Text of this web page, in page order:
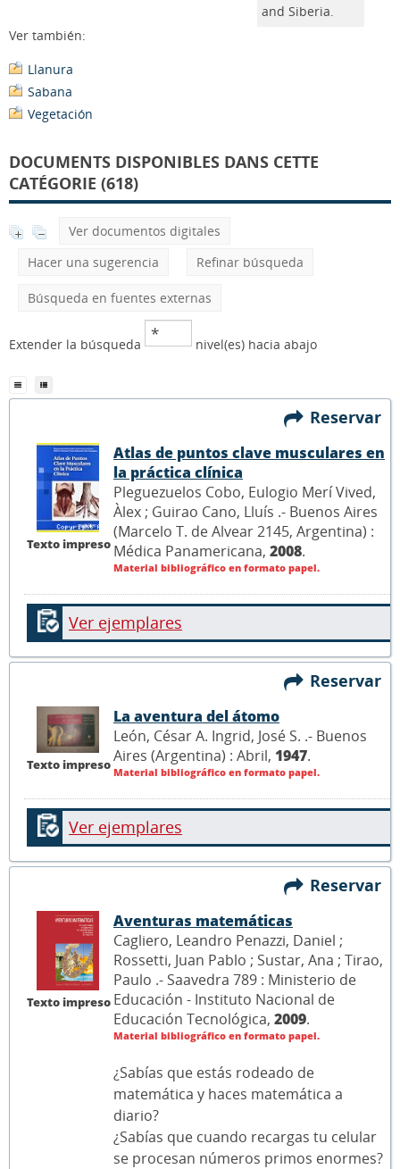
and Siberia.
Ver también:
Llanura
Sabana
Vegetación
DOCUMENTS DISPONIBLES DANS CETTE
CATÉGORIE (618)
Ver documentos digitales
Hacer una sugerencia
Refinar búsqueda
Búsqueda en fuentes externas
Extender la búsqueda nivel(es) hacia abajo
Reservar
Texto impreso
Atlas de puntos clave musculares en
la práctica clínica
Pleguezuelos Cobo, Eulogio Merí Vived,
Àlex ; Guirao Cano, Lluís .- Buenos Aires
(Marcelo T. de Alvear 2145, Argentina) :
Médica Panamericana, 2008.
Material bibliográfico en formato papel.
Ver ejemplares
Reservar
Texto impreso
La aventura del átomo
León, César A. Ingrid, José S. .- Buenos
Aires (Argentina) : Abril, 1947.
Material bibliográfico en formato papel.
Ver ejemplares
Reservar
Texto impreso
Aventuras matemáticas
Cagliero, Leandro Penazzi, Daniel ;
Rossetti, Juan Pablo ; Sustar, Ana ; Tirao,
Paulo .- Saavedra 789 : Ministerio de
Educación - Instituto Nacional de
Educación Tecnológica, 2009.
Material bibliográfico en formato papel.
¿Sabías que estás rodeado de
matemática y haces matemática a
diario?
¿Sabías que cuando recargas tu celular
se procesan números primos enormes?